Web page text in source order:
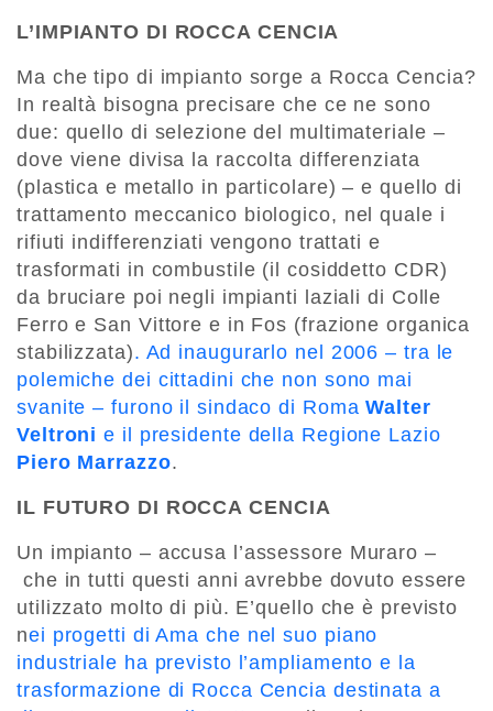
L’IMPIANTO DI ROCCA CENCIA
Ma che tipo di impianto sorge a Rocca Cencia?
In realtà bisogna precisare che ce ne sono
due: quello di selezione del multimateriale –
dove viene divisa la raccolta differenziata
(plastica e metallo in particolare) – e quello di
trattamento meccanico biologico, nel quale i
rifiuti indifferenziati vengono trattati e
trasformati in combustile (il cosiddetto CDR)
da bruciare poi negli impianti laziali di Colle
Ferro e San Vittore e in Fos (frazione organica
stabilizzata). Ad inaugurarlo nel 2006 – tra le
polemiche dei cittadini che non sono mai
svanite – furono il sindaco di RomaWalter
Veltroni e il presidente della Regione Lazio
Piero Marrazzo.
IL FUTURO DI ROCCA CENCIA
Un impianto – accusa l’assessore Muraro –
che in tutti questi anni avrebbe dovuto essere
utilizzato molto di più. E’quello che è previsto
nei progetti di Ama che nel suo piano
industriale ha previsto l’ampliamento e la
trasformazione di Rocca Cencia destinata a